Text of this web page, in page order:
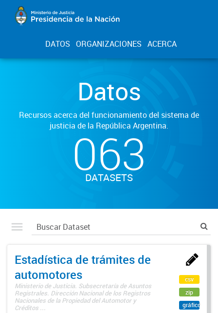
DATOS ORGANIZACIONES ACERCA
Datos
Recursos acerca del funcionamiento del sistema de
justicia de la República Argentina.
063
DATASETS
Estadística de trámites de
automotores
Ministerio de Justicia. Subsecretaría de Asuntos
Registrales. Dirección Nacional de los Registros
Nacionales de la Propiedad del Automotor y
Créditos ...
csv
zip
gráfico